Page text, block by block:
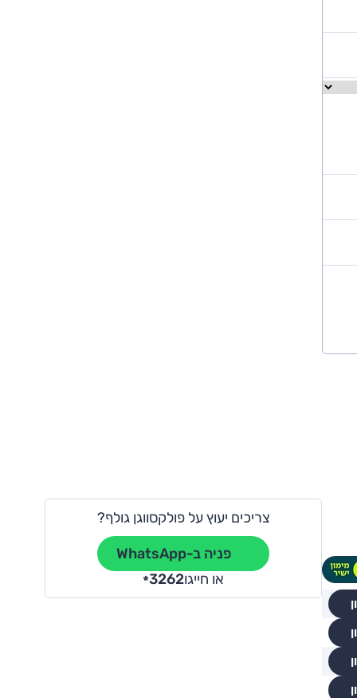
צריכים יעוץ על פולקסווגן גולף?
פניה ב-WhatsApp
או חייגו
*3262